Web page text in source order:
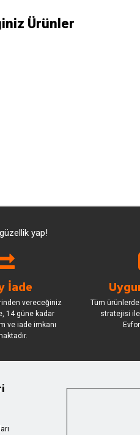
Ürünler
İade
vereceğiniz
14 güne kadar
ve iade imkanı
Tüm
stratejisi